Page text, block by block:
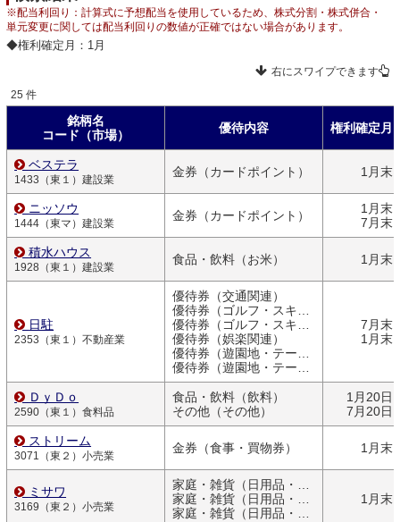
※配当利回り：計算式に予想配当を使用しているため、株式分割・株式併合・
単元変更に関しては配当利回りの数値が正確ではない場合があります。
◆権利確定月：1月
右にスワイプできます
25 件
銘柄名
コード（市場）
優待内容 権利確定月
ベステラ
1433（東１）建設業
金券（カードポイント） 1月末
ニッソウ
1444（東マ）建設業
金券（カードポイント）
1月末
7月末
積水ハウス
1928（東１）建設業
食品・飲料（お米） 1月末
日駐
2353（東１）不動産業
優待券（交通関連）
優待券（ゴルフ・スキー）
優待券（ゴルフ・スキー）
優待券（娯楽関連）
優待券（遊園地・テーマパーク）
優待券（遊園地・テーマパーク）
7月末
1月末
ＤｙＤｏ
2590（東１）食料品
食品・飲料（飲料）
その他（その他）
1月20日
7月20日
ストリーム
3071（東２）小売業
金券（食事・買物券） 1月末
ミサワ
3169（東２）小売業
家庭・雑貨（日用品・文房具）
家庭・雑貨（日用品・文房具）
家庭・雑貨（日用品・文房具）
1月末